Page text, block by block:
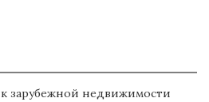
зарубежной недвижимости